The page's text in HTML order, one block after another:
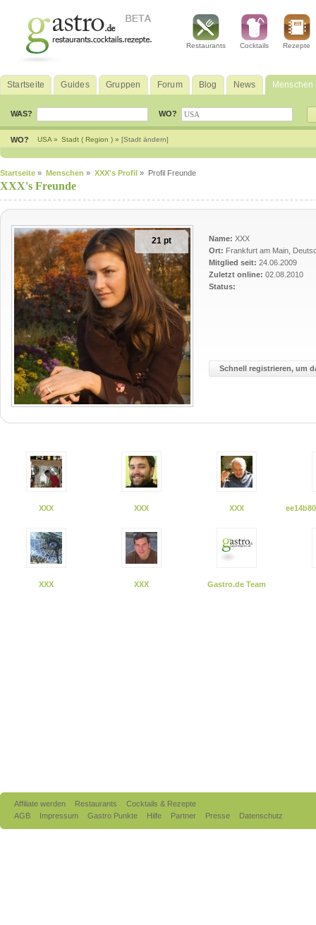
Restaurants Cocktails Rezepte
Startseite Guides Gruppen Forum Blog News Menschen
WAS? WO?
WO? USA » Stadt ( Region ) » [Stadt ändern]
Startseite » Menschen » XXX's Profil » Profil Freunde
XXX's Freunde
21 pt Name: XXX
Ort: Frankfurt am Main,
Mitglied seit: 24.06.2009
Zuletzt online: 02.08.2010
Status:
Schnell registrieren, um
XXX XXX XXX
XXX XXX Gastro.de Team
Affiliate werden Restaurants
Cocktails & Rezepte
AGB
Impressum Gastro Punkte Hilfe Partner Presse Datenschutz